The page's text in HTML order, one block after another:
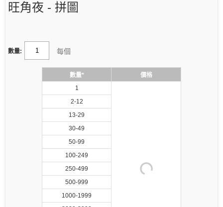
旺角夜 - 拼圖
數量: 每個
數量*
價格
1
2-12
13-29
30-49
50-99
100-249
250-499
500-999
1000-1999